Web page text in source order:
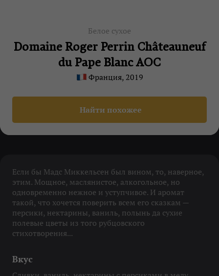
Белое сухое
Domaine Roger Perrin Châteauneuf
du Pape Blanc AOC
Франция, 2019
Найти похожее
Если бы Мадс Миккельсен был вином, то, наверное,
этим. Мощное, маслянистое, алкогольное, но
одновременно нежное и уступчивое. И аромат
такой, что хочется поверить всем его сказкам —
персики, нектарины, ваниль, полынь да сухие
полевые цветы из того рубцовского
стихотворения...
Вкус